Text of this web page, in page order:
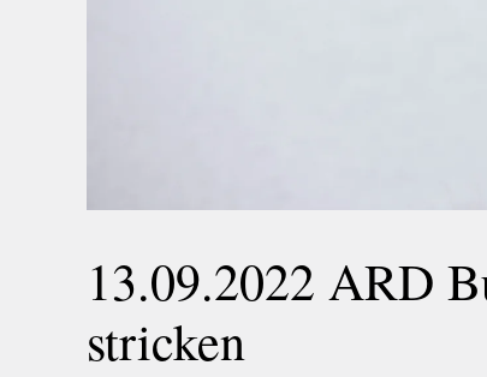
13.09.2022 ARD
stricken